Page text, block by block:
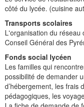
côté du lycée. (cuisine
Transports scolaires
L'organisation du réseau
Conseil Général des
Fonds social lycéen
Les familles qui
possibilité de demander
d’hébergement, les frais
pédagogiques, les